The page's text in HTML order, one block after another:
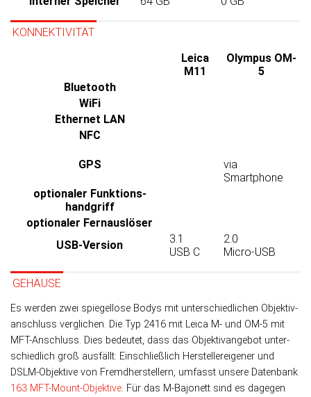
KONNEKTIVITÄT
Leica
M11
Olympus OM-
5
Bluetooth
WiFi
Ethernet LAN
NFC
GPS
via
Smartphone
optionaler Funktions­
handgriff
optionaler Fernauslöser
USB-Version
3.1
USB C
2.0
Micro-USB
GEHÄUSE
Es werden zwei spiegellose Bodys mit un­ter­schied­lichen Objek­tiv­
an­schluss ver­glichen. Die Typ 2416 mit Leica M- und OM-5 mit
MFT-An­schluss. Dies be­deu­tet, dass das Objek­tiv­an­ge­bot unter­
schied­lich groß aus­fällt: Ein­schließ­lich Her­stel­ler­ei­ge­ner und
DSLM-Objek­tive von Fremd­her­stellern, um­fasst unsere Daten­bank
163 MFT-Mount-Objek­tive. Für das M-Bajo­nett sind es da­ge­gen